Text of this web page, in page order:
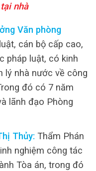
nhà
Văn phòng
cán bộ cấp cao,
pháp luật, có kinh
lý nhà nước về công
đó có 7 năm
lãnh đạo Phòng
Thủy: Thẩm Phán
nghiệm công tác
Tòa án, trong đó